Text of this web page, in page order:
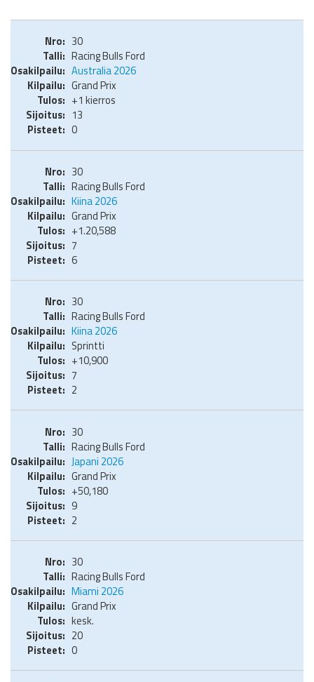
30
Racing Bulls Ford
Australia 2026
Grand Prix
+1 kierros
13
0
30
Racing Bulls Ford
Kiina 2026
Grand Prix
+1.20,588
7
6
30
Racing Bulls Ford
Kiina 2026
Sprintti
+10,900
7
2
30
Racing Bulls Ford
Japani 2026
Grand Prix
+50,180
9
2
30
Racing Bulls Ford
Miami 2026
Grand Prix
kesk.
20
0